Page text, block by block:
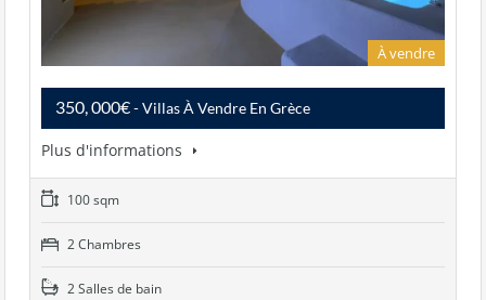
À vendre
350, 000€- Villas À Vendre En Grèce
Plus d'informations
100 sqm
2 Chambres
2 Salles de bain